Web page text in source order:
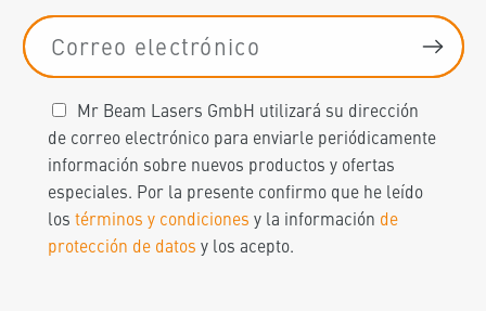
Correo electrónico
Mr Beam Lasers GmbH utilizará su dirección
de correo electrónico para enviarle periódicamente
información sobre nuevos productos y ofertas
especiales. Por la presente confirmo que he leído
los términos y condiciones y la información de
protección de datos y los acepto.